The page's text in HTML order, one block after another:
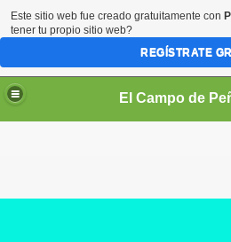
Este sitio web fue creado gratuitamente con
tener tu propio sitio web?
REGÍSTRATE